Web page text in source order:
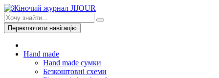
Переключити навігацію
Hand made
Hand made сумки
Безкоштовні схеми